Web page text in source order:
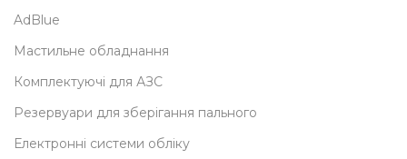
AdBlue
Мастильне обладнання
Комплектуючі для АЗС
Резервуари для зберігання пального
Електронні системи обліку